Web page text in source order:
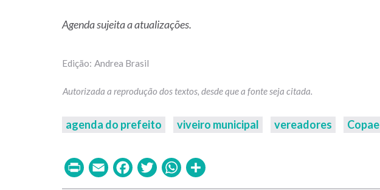
Agenda sujeita a atualizações.
Andrea Brasil
agenda do prefeito viveiro municipal vereadores Copae
PrintEmailFacebook
TwitterWhatsApp